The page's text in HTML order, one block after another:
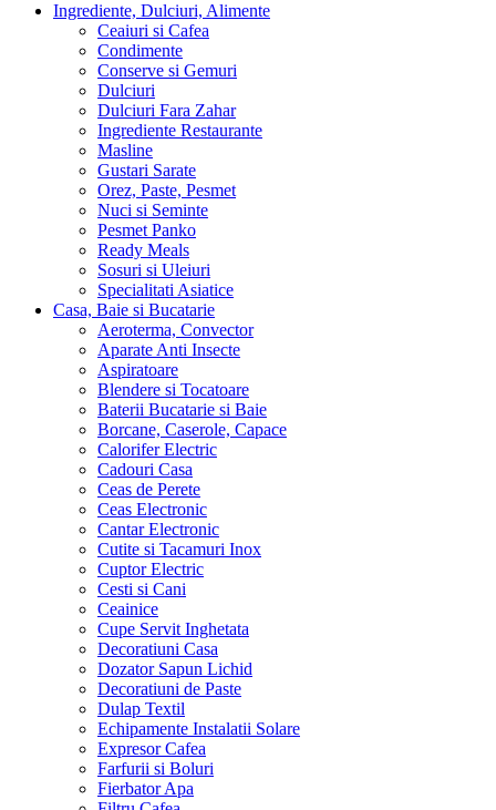
Ingrediente, Dulciuri, Alimente
Ceaiuri si Cafea
Condimente
Conserve si Gemuri
Dulciuri
Dulciuri Fara Zahar
Ingrediente Restaurante
Masline
Gustari Sarate
Orez, Paste, Pesmet
Nuci si Seminte
Pesmet Panko
Ready Meals
Sosuri si Uleiuri
Specialitati Asiatice
Casa, Baie si Bucatarie
Aeroterma, Convector
Aparate Anti Insecte
Aspiratoare
Blendere si Tocatoare
Baterii Bucatarie si Baie
Borcane, Caserole, Capace
Calorifer Electric
Cadouri Casa
Ceas de Perete
Ceas Electronic
Cantar Electronic
Cutite si Tacamuri Inox
Cuptor Electric
Cesti si Cani
Ceainice
Cupe Servit Inghetata
Decoratiuni Casa
Dozator Sapun Lichid
Decoratiuni de Paste
Dulap Textil
Echipamente Instalatii Solare
Expresor Cafea
Farfurii si Boluri
Fierbator Apa